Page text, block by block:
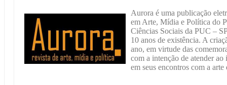
Aurora é uma publicação
em Arte, Mídia e Política do
Ciências Sociais da PUC –
10 anos de existência. A
ano, em virtude das
com a intenção de atender ao
em seus encontros com a arte